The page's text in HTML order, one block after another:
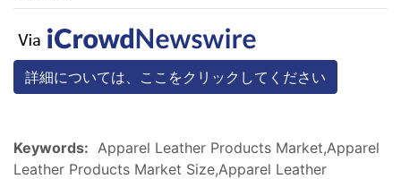
詳細については、ここをクリックしてください
Keywords: Apparel Leather Products Market,Apparel
Leather Products Market Size,Apparel Leather